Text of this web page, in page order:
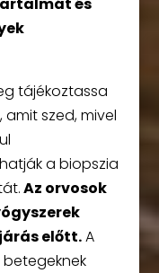
és
tájékoztassa
szed, mivel
a biopszia
Az orvosok
előtt.A